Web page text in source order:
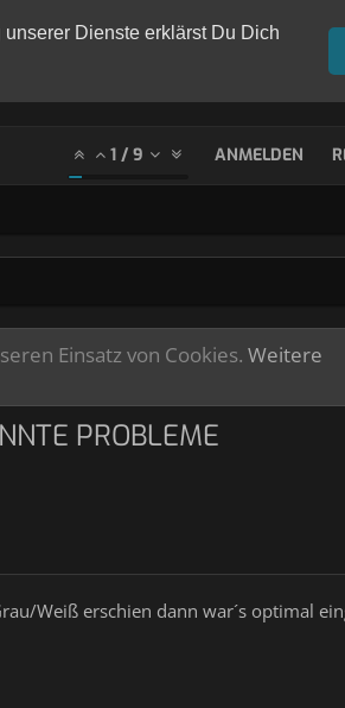
Dienste erklärst Du Dich
1 / 9 ANMELDEN
Einsatz von Cookies. Weitere
PROBLEME
Weiß erschien dann war´s optimal